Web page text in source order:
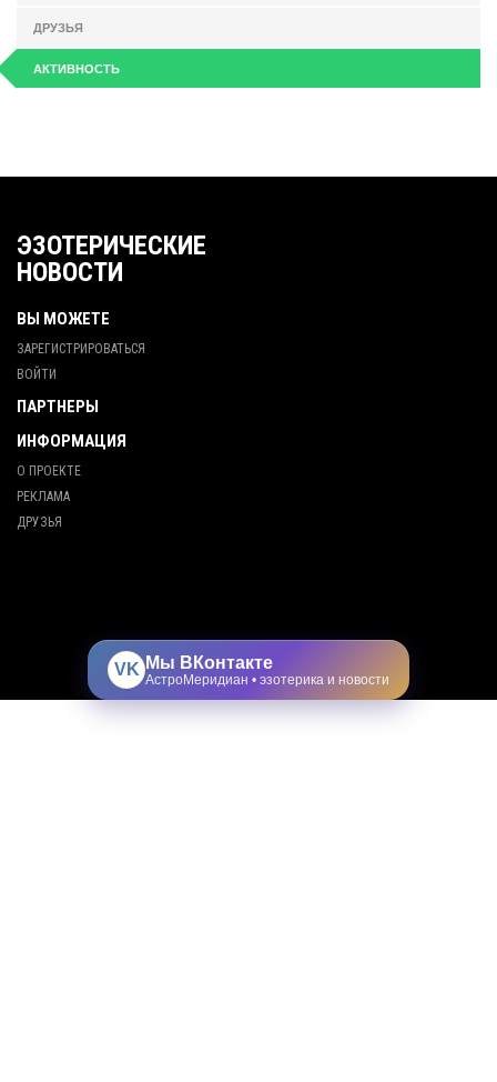
ДРУЗЬЯ
АКТИВНОСТЬ
ЭЗОТЕРИЧЕСКИЕ
НОВОСТИ
ВЫ МОЖЕТЕ
ЗАРЕГИСТРИРОВАТЬСЯ
ВОЙТИ
ПАРТНЕРЫ
ИНФОРМАЦИЯ
О ПРОЕКТЕ
РЕКЛАМА
ДРУЗЬЯ
VK Мы ВКонтакте
АстроМеридиан • эзотерика и новости